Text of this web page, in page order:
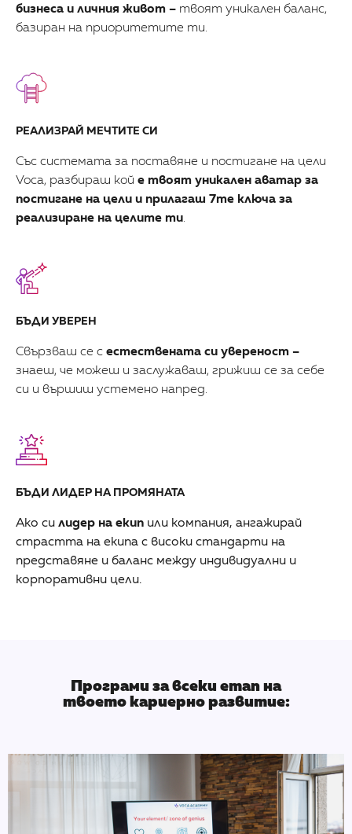
бизнеса и личния живот – твоят уникален баланс,
базиран на приоритетите ти.
РЕАЛИЗРАЙ МЕЧТИТЕ СИ
Със системата за поставяне и постигане на цели
Voca, разбираш кой е твоят уникален аватар за
постигане на цели и прилагаш 7те ключа за
реализиране на целите ти.
БЪДИ УВЕРЕН
Свързваш се с естествената си увереност –
знаеш, че можеш и заслужаваш, грижиш се за себе
си и вършиш устемено напред.
БЪДИ ЛИДЕР НА ПРОМЯНАТА
Ако си лидер на екип или компания, ангажирай
страстта на екипа с високи стандарти на
представяне и баланс между индивидуални и
корпоративни цели.
Програми за всеки етап на
твоето кариерно развитие: